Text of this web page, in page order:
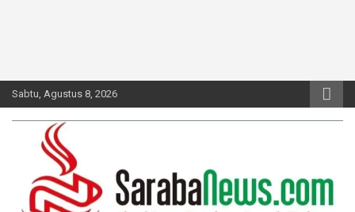
Sabtu, Agustus 8, 2026